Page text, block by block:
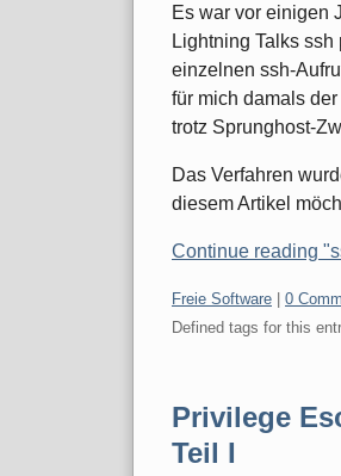
Es war vor einigen
Lightning Talks
einzelnen ssh-
für mich damals
trotz Sprunghost-
Das Verfahren
diesem Artikel
Continue reading
Categories:
Freie Software
0
Defined tags for this
Privilege
Teil I